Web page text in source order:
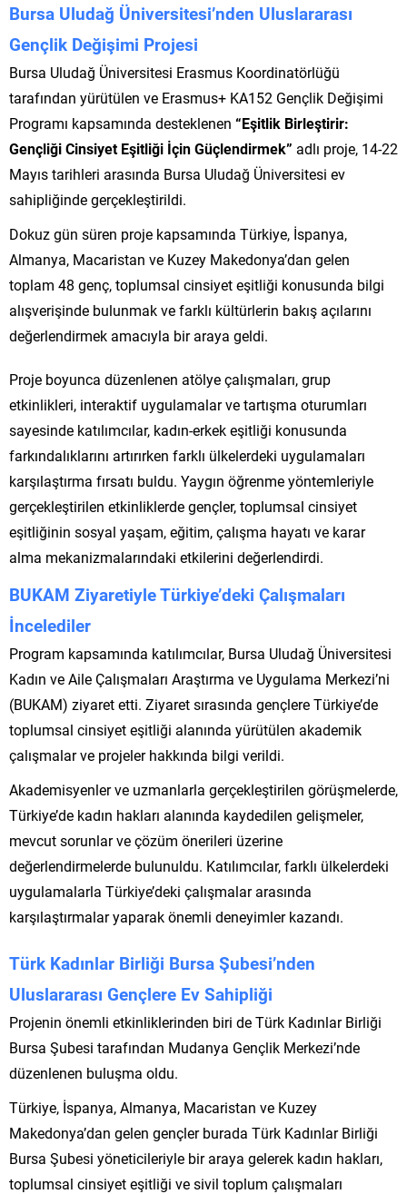
Bursa Uludağ Üniversitesi’nden Uluslararası
Gençlik Değişimi Projesi
Bursa Uludağ Üniversitesi Erasmus Koordinatörlüğü
tarafından yürütülen ve Erasmus+ KA152 Gençlik Değişimi
Programı kapsamında desteklenen “Eşitlik Birleştirir:
Gençliği Cinsiyet Eşitliği İçin Güçlendirmek” adlı proje, 14-22
Mayıs tarihleri arasında Bursa Uludağ Üniversitesi ev
sahipliğinde gerçekleştirildi.
Dokuz gün süren proje kapsamında Türkiye, İspanya,
Almanya, Macaristan ve Kuzey Makedonya’dan gelen
toplam 48 genç, toplumsal cinsiyet eşitliği konusunda bilgi
alışverişinde bulunmak ve farklı kültürlerin bakış açılarını
değerlendirmek amacıyla bir araya geldi.
Proje boyunca düzenlenen atölye çalışmaları, grup
etkinlikleri, interaktif uygulamalar ve tartışma oturumları
sayesinde katılımcılar, kadın-erkek eşitliği konusunda
farkındalıklarını artırırken farklı ülkelerdeki uygulamaları
karşılaştırma fırsatı buldu. Yaygın öğrenme yöntemleriyle
gerçekleştirilen etkinliklerde gençler, toplumsal cinsiyet
eşitliğinin sosyal yaşam, eğitim, çalışma hayatı ve karar
alma mekanizmalarındaki etkilerini değerlendirdi.
BUKAM Ziyaretiyle Türkiye’deki Çalışmaları
İncelediler
Program kapsamında katılımcılar, Bursa Uludağ Üniversitesi
Kadın ve Aile Çalışmaları Araştırma ve Uygulama Merkezi’ni
(BUKAM) ziyaret etti. Ziyaret sırasında gençlere Türkiye’de
toplumsal cinsiyet eşitliği alanında yürütülen akademik
çalışmalar ve projeler hakkında bilgi verildi.
Akademisyenler ve uzmanlarla gerçekleştirilen görüşmelerde,
Türkiye’de kadın hakları alanında kaydedilen gelişmeler,
mevcut sorunlar ve çözüm önerileri üzerine
değerlendirmelerde bulunuldu. Katılımcılar, farklı ülkelerdeki
uygulamalarla Türkiye’deki çalışmalar arasında
karşılaştırmalar yaparak önemli deneyimler kazandı.
Türk Kadınlar Birliği Bursa Şubesi’nden
Uluslararası Gençlere Ev Sahipliği
Projenin önemli etkinliklerinden biri de Türk Kadınlar Birliği
Bursa Şubesi tarafından Mudanya Gençlik Merkezi’nde
düzenlenen buluşma oldu.
Türkiye, İspanya, Almanya, Macaristan ve Kuzey
Makedonya’dan gelen gençler burada Türk Kadınlar Birliği
Bursa Şubesi yöneticileriyle bir araya gelerek kadın hakları,
toplumsal cinsiyet eşitliği ve sivil toplum çalışmaları